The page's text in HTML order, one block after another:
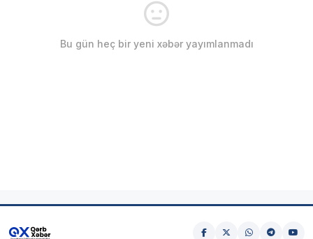
Bu gün heç bir yeni xəbər yayımlanmadı